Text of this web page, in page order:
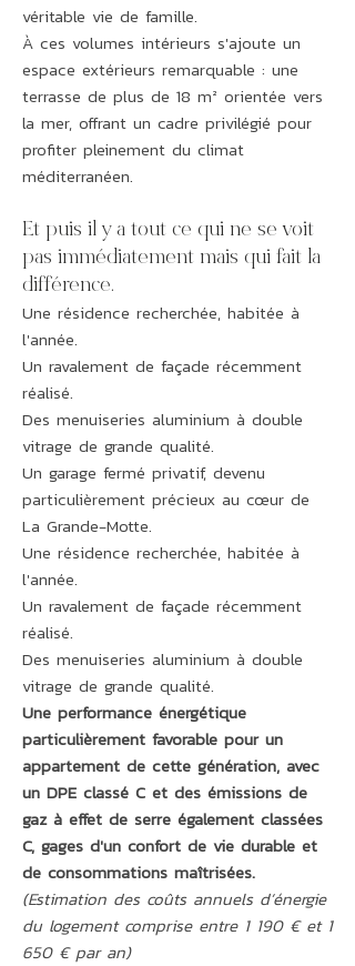
véritable vie de famille.
À ces volumes intérieurs s'ajoute un
espace extérieurs remarquable : une
terrasse de plus de 18 m² orientée vers
la mer, offrant un cadre privilégié pour
profiter pleinement du climat
méditerranéen.
Et puis il y a tout ce qui ne se voit
pas immédiatement mais qui fait la
différence.
Une résidence recherchée, habitée à
l'année.
Un ravalement de façade récemment
réalisé.
Des menuiseries aluminium à double
vitrage de grande qualité.
Un garage fermé privatif, devenu
particulièrement précieux au cœur de
La Grande-Motte.
Une résidence recherchée, habitée à
l'année.
Un ravalement de façade récemment
réalisé.
Des menuiseries aluminium à double
vitrage de grande qualité.
Une performance énergétique
particulièrement favorable pour un
appartement de cette génération, avec
un DPE classé C et des émissions de
gaz à effet de serre également classées
C, gages d'un confort de vie durable et
de consommations maîtrisées.
(Estimation des coûts annuels d’énergie
du logement comprise entre 1 190 € et 1
650 € par an)